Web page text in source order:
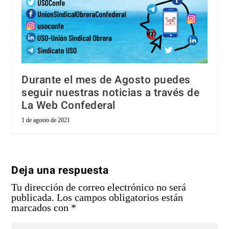
Durante el mes de Agosto puedes
seguir nuestras noticias a través de
La Web Confederal
1 de agosto de 2021
Deja una respuesta
Tu dirección de correo electrónico no será
publicada. Los campos obligatorios están
marcados con *